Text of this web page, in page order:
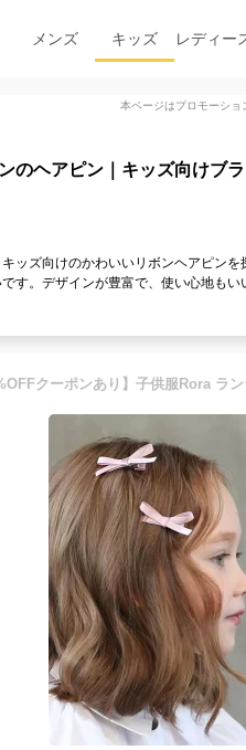
メンズ キッズ レディー
本ページはプロモーショ
のヘアピン｜キッズ向けブ
ッズ向けのかわいいリボンヘアピン
す。デザインが豊富で、使い心地も